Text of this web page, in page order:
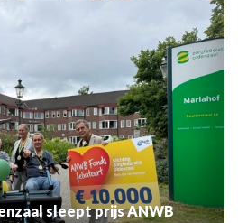
sleept prijs ANWB